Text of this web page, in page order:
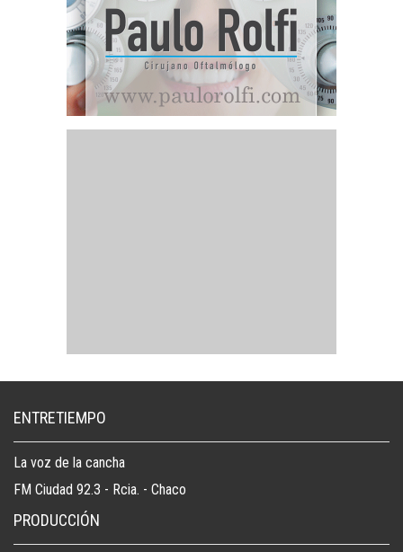
ENTRETIEMPO
La voz de la cancha
FM Ciudad 92.3 - Rcia. - Chaco
PRODUCCIÓN